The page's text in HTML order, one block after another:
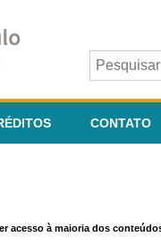
CONTATO
acesso à maioria dos